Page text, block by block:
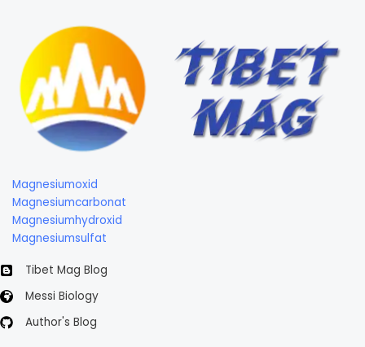
Magnesiumoxid
Magnesiumcarbonat
Magnesiumhydroxid
Magnesiumsulfat
Tibet Mag Blog
Messi Biology
Author's Blog